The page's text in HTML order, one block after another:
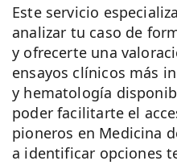
Este servicio
analizar tu caso de
y ofrecerte una
ensayos clínicos más
y hematología
poder facilitarte el
pioneros en Medicina
a identificar opciones